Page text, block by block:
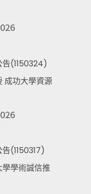
(1150324)
成功大學資源
(1150317)
學術誠信推